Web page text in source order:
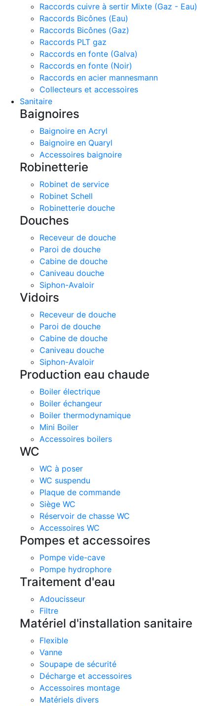
Raccords cuivre à sertir Mixte (Gaz - Eau)
Raccords Bicônes (Eau)
Raccords Bicônes (Gaz)
Raccords PLT gaz
Raccords en fonte (Galva)
Raccords en fonte (Noir)
Raccords en acier mannesmann
Collecteurs et accessoires
Sanitaire
Baignoires
Baignoire en Acryl
Baignoire en Quaryl
Accessoires baignoire
Robinetterie
Robinet de service
Robinet Schell
Robinetterie douche
Douches
Receveur de douche
Paroi de douche
Cabine de douche
Caniveau douche
Siphon-Avaloir
Vidoirs
Receveur de douche
Paroi de douche
Cabine de douche
Caniveau douche
Siphon-Avaloir
Production eau chaude
Boiler électrique
Boiler échangeur
Boiler thermodynamique
Mini Boiler
Accessoires boilers
WC
WC à poser
WC suspendu
Plaque de commande
Siège WC
Réservoir de chasse WC
Accessoires WC
Pompes et accessoires
Pompe vide-cave
Pompe hydrophore
Traitement d'eau
Adoucisseur
Filtre
Matériel d'installation sanitaire
Flexible
Vanne
Soupape de sécurité
Décharge et accessoires
Accessoires montage
Matériels divers